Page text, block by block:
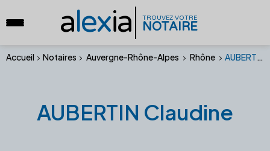
alexia TROUVEZ VOTRE
NOTAIRE
Accueil Notaires Auvergne-Rhône-Alpes Rhône AUBERTIN Claudine
AUBERTIN Claudine